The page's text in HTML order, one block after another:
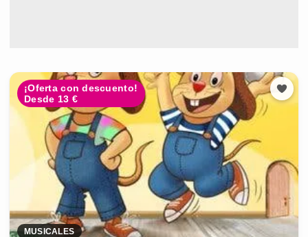
¡Oferta con descuento!
Desde 13 €
MUSICALES